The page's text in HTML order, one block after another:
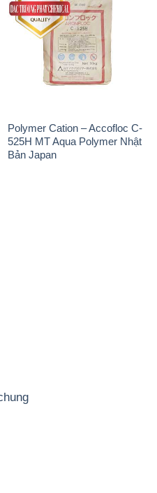
Polymer Cation – Accofloc C-
525H MT Aqua Polymer Nhật
Bản Japan